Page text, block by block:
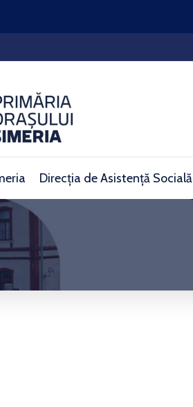
– 05.08.2026)
Direcția de Asistență Socială